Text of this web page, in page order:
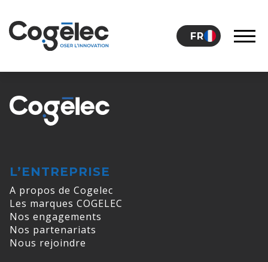
FR
LE GROUPE
NOS ACTUALITÉS
CONTACT
L’ENTREPRISE
A propos de Cogelec
Les marques COGELEC
Nos engagements
Nos partenariats
Nous rejoindre